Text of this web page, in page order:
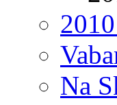
Na